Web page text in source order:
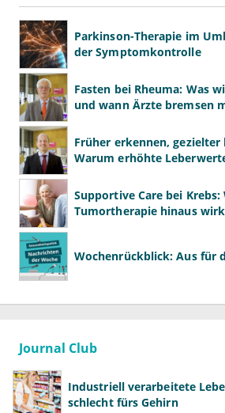
Parkinson-Therapie im
der Symptomkontrolle
Fasten bei Rheuma: Was
und wann Ärzte bremsen
Früher erkennen, gezielter
Warum erhöhte
Supportive Care bei Krebs:
Tumortherapie hinaus
Wochenrückblick: Aus für
Journal Club
Industriell verarbeitete
schlecht fürs Gehirn